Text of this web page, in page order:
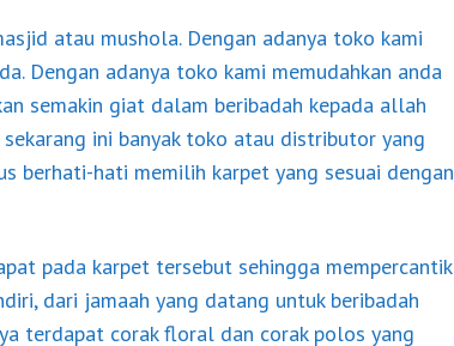
atau mushola. Dengan adanya toko kami
Dengan adanya toko kami memudahkan anda
semakin giat dalam beribadah kepada allah
ini banyak toko atau distributor yang
berhati-hati memilih karpet yang sesuai dengan
pada karpet tersebut sehingga mempercantik
dari jamaah yang datang untuk beribadah
terdapat corak floral dan corak polos yang